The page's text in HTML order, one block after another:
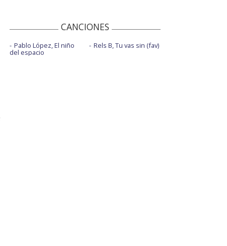
CANCIONES
Pablo López, El niño
del espacio
Rels B, Tu vas sin (fav)